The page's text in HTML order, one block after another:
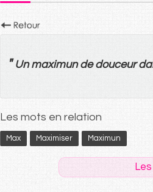
" Un maximun de douceur
Les mots en relation
Max Maximiser Maximun